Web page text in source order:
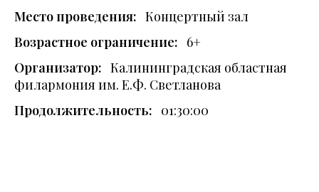
Место проведения: Концертный зал
Возрастное ограничение: 6+
Организатор: Калининградская областная
филармония им. Е.Ф. Светланова
Продолжительность: 01:30:00